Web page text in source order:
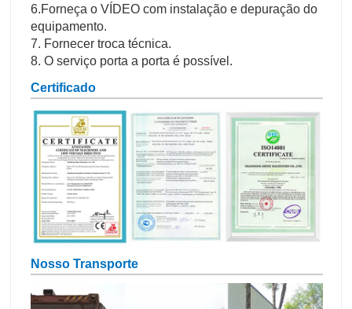
6.Forneça o VÍDEO com instalação e depuração do
equipamento.
7. Fornecer troca técnica.
8. O serviço porta a porta é possível.
Certificado
Nosso Transporte